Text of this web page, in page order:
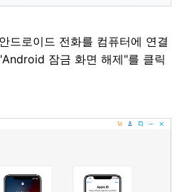
드로이드 전화를 컴퓨터에 연결
잠금 화면 해제"를 클릭